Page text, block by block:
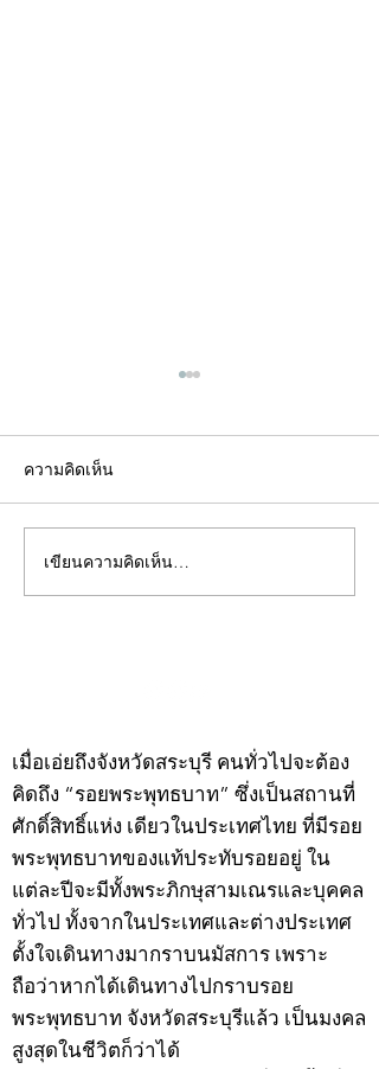
คอลัมน์"จับชีพจรวงการ
พระ"ประจำพุธที่ 29
ความคิดเห็น
เขียนความคิดเห็น…
เมื่อเอ่ยถึงจังหวัดสระบุรี คนทั่วไปจะต้อง
คิดถึง “รอยพระพุทธบาท” ซึ่งเป็นสถานที่
ศักดิ์สิทธิ์แห่ง เดียวในประเทศไทย ที่มีรอย
พระพุทธบาทของแท้ประทับรอยอยู่ ใน
แต่ละปีจะมีทั้งพระภิกษุสามเณรและบุคคล
ทั่วไป ทั้งจากในประเทศและต่างประเทศ
ตั้งใจเดินทางมากราบนมัสการ เพราะ
ถือว่าหากได้เดินทางไปกราบรอย
พระพุทธบาท จังหวัดสระบุรีแล้ว เป็นมงคล
สูงสุดในชีวิตก็ว่าได้